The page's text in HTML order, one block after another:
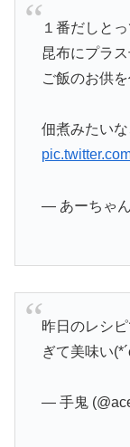
１番だしと
昆布にプラ
ご飯のお供
佃煮みたい
— あーちゃ
昨日のレシ
ぎて美味い
— 手鬼